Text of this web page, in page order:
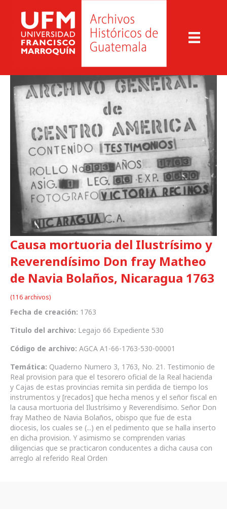
Causa mortuoria del Ilustrísimo y
Reverendísimo Don fray Matheo
de Navia Bolaños, Nicaragua 1763
(116 archivos)
Fecha de creación: 1763
Titulo del archivo: Legajo 66 Expediente 530
Código de archivo: AGCA A1-66-1763-530-00001
Temática: Quaderno Numero 3, 1763, No. 21. Testimonio de
Real provision para que el tesorero oficial de la Real hacienda
y Cajas de estas provincias remita sin perdida de tiempo los
instrumentos y [recados] que hecha menos y el señor fiscal en
la causa mortuoria del Ilustrísimo y Reverendísimo. Señor Don
fray Matheo de Navia Bolaños, obispo que fue de esta
diocesis, los cuales se (...) en el pedimento que se halla inserto
en dicha provision. Y asimismo se comprenden varias
diligencias que se practicaron conducentes a dicha causa con
arreglo al referido Real Orden